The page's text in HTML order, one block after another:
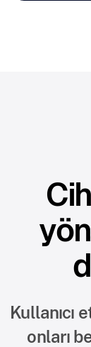
Kullanıcı
onları